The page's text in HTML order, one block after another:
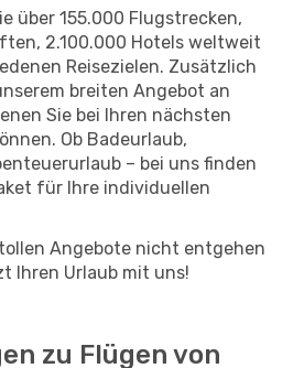
über 155.000 Flugstrecken,
2.100.000 Hotels weltweit
Reisezielen. Zusätzlich
breiten Angebot an
Sie bei Ihren nächsten
Ob Badeurlaub,
– bei uns finden
für Ihre individuellen
Angebote nicht entgehen
Ihren Urlaub mit uns!
zu Flügen von